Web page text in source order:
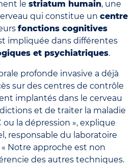
le striatum humain, une
qui constitue un centre
fonctions cognitives
impliquée dans différentes
et psychiatriques.
profonde invasive a déjà
sur des centres de contrôle
implantés dans le cerveau
et de traiter la maladie
ou la dépression », explique
responsable du laboratoire
« Notre approche est non
des autres techniques.